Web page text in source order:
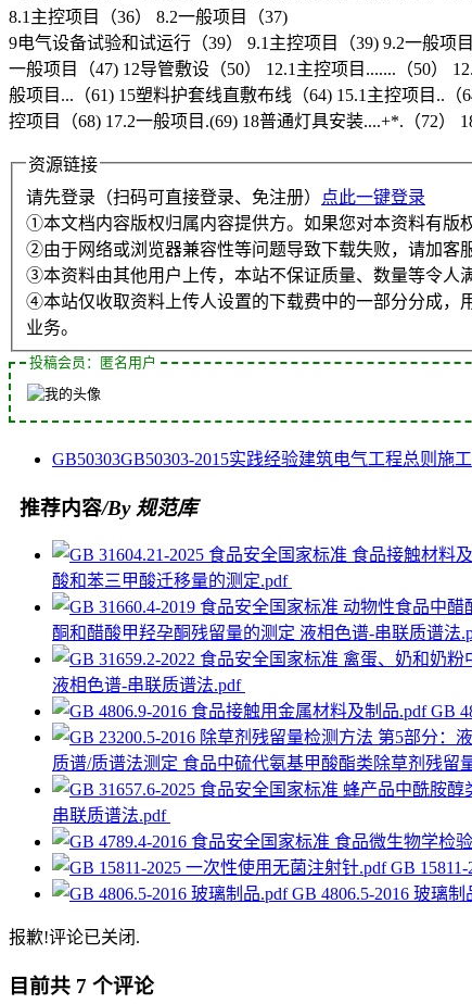
8.1主控项目（36） 8.2一般项目（37)
9电气设备试验和试运行（39） 9.1主控项目（39) 9.2一般项
一般项目（47) 12导管敷设（50） 12.1主控项目.......（50）
般项目...（61) 15塑料护套线直敷布线（64) 15.1主控项目..
控项目（68) 17.2一般项目.(69) 18普通灯具安装....+*.（72）
资源链接
请先登录（扫码可直接登录、免注册）
点此一键登录
①本文档内容版权归属内容提供方。如果您对本资料有版
②由于网络或浏览器兼容性等问题导致下载失败，请加客
③本资料由其他用户上传，本站不保证质量、数量等令人
④本站仅收取资料上传人设置的下载费中的一部分分成，
业务。
投稿会员：匿名用户
GB50303GB50303-2015实践经验建筑电气工程总则 施
推荐内容/By 规范库
酸和苯三甲酸迁移量的测定.pdf
酮和醋酸甲羟孕酮残留量的测定 液相色谱-串联质谱法
液相色谱-串联质谱法.pdf
GB
质谱/质谱法测定 食品中硫代氨基甲酸酯类除草剂残留
串联质谱法.pdf
GB
GB 4806.5-2016 玻璃制
报歉!评论已关闭.
目前共 7 个评论